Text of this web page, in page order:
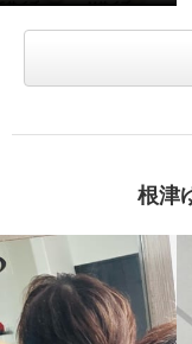
下６４ｃｍ＞
¥0
根津